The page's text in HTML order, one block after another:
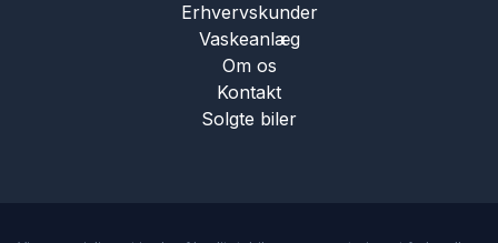
Erhvervskunder
Vaskeanlæg
Om os
Kontakt
Solgte biler